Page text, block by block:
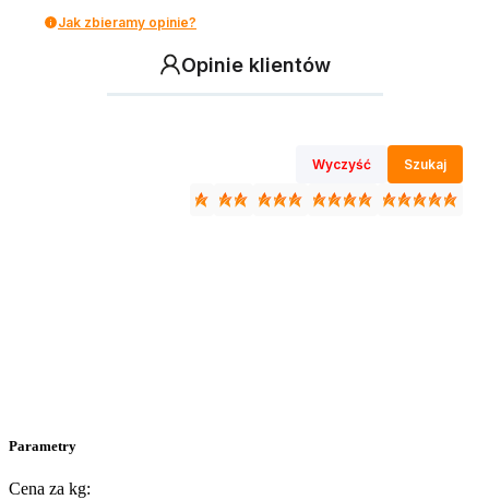
Jak zbieramy opinie?
Opinie klientów
Wyczyść Szukaj
Parametry
Cena za kg: